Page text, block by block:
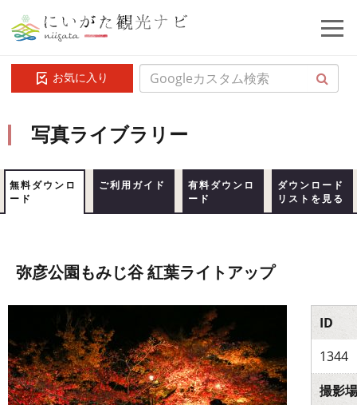
お気に入り
写真ライブラリー
無料ダウンロ
ード
ご利用ガイド
有料ダウンロ
ード
ダウンロード
リストを見る
弥彦公園もみじ谷 紅葉ライトアップ
ID
1344
撮影